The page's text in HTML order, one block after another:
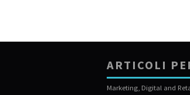
ARTICOLI
Marketing, Digital and